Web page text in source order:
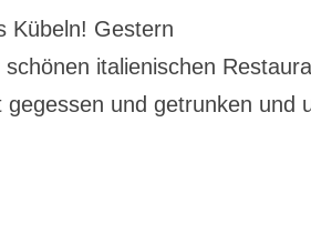
Kübeln! Gestern
italienischen
und getrunken und